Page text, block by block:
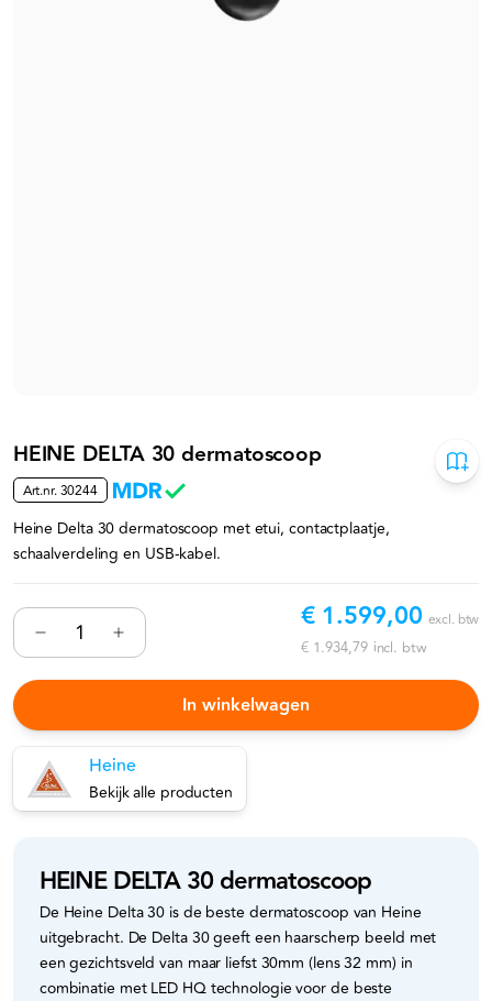
HEINE DELTA 30 dermatoscoop
Art.nr.30244
Heine Delta 30 dermatoscoop met etui, contactplaatje,
schaalverdeling en USB-kabel.
€ 1.599,00 excl. btw
€ 1.934,79 incl. btw
In winkelwagen
Heine
Bekijk alle producten
HEINE DELTA 30 dermatoscoop
De Heine Delta 30 is de beste dermatoscoop van Heine
uitgebracht. De Delta 30 geeft een haarscherp beeld met
een gezichtsveld van maar liefst 30mm (lens 32 mm) in
combinatie met LED HQ technologie voor de beste